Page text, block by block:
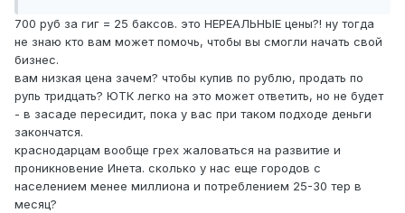
700 руб за гиг = 25 баксов. это НЕРЕАЛЬНЫЕ цены?! ну тогда
не знаю кто вам может помочь, чтобы вы смогли начать свой
бизнес.
вам низкая цена зачем? чтобы купив по рублю, продать по
рупь тридцать? ЮТК легко на это может ответить, но не будет
- в засаде пересидит, пока у вас при таком подходе деньги
закончатся.
краснодарцам вообще грех жаловаться на развитие и
проникновение Инета. сколько у нас еще городов с
населением менее миллиона и потреблением 25-30 тер в
месяц?